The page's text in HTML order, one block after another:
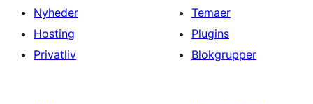
Nyheder
Hosting
Privatliv
Temaer
Plugins
Blokgrupper